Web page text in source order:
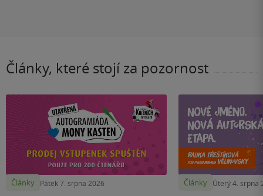
Články, které stojí za pozornost
Články Pátek 7. srpna 2026 Články Úterý 4. srpna